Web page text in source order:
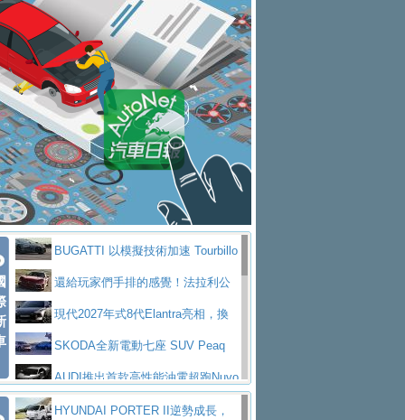
全輔助科技
ntis四品牌經銷權，全新多品牌旗艦展示中
心開幕啟用
屏東特搜大隊再添新利器 SITRAK
救助器材車買氣不衰、SUZUKI經銷商勇於開啟
全新大店，新北都鈴木占地500坪土城旗艦
展示中心開幕
2025第七屆ISUZU運轉職人挑戰賽
熱血登場 展現極致車技與專業職人精神
H2GP世界總決賽圓滿落幕 台灣團
隊表現精彩淨零減碳指標性應用 純電動水泥預
拌車 消防車除了滅火裝備還需要什麼？
一探SITRAK “準” 消防車的究竟
大益金龍初試啼聲，汽柴油5噸貨車
不是對手正宗年鑑2025年全球自動車年鑑1月
下旬問世！2024第六屆ISUZU運轉職人挑戰賽
首度前進南台灣熱烈開戰
豪華電能休旅新星 Audi Q4 Sportba
ck 55 e-tron S lineScania Taiwan 逆風而行，加深力
道投資布局
起展開首批車交車
Volvo EX60 即將叩關，靜肅性、底
盤與數位介面搶先揭露
Audi Q9 將於 2026 年底上市 旗艦
大型 SUV 鎖定七人座豪華市場
BMW攜手漫威電影【蜘蛛人：重生
日】 Skoda 發表全新 Peaq 內裝：七人
座純電旗艦 SUV，行李廂最大可達 935 公
升
全新純電 Mercedes-Benz C 400 4
MATIC Electric 登場
奢華與科技大躍進，MAZDA全新3
代CX-5全方位進化提前亮相並展開預售94.9
萬起
馬自達公布 2027 年式 MX-5 更
新，新增 Yakudo 特別版
Skoda Peaq 發表全新電動動力系
統 最長續航逾 640 公里、支援雙向供電
BMW M2 首度導入 xDrive 四驅，
美國與瑞士需求成關鍵推手
The all-new T-Roc 魅力 自成焦點
Maserati GT2 Stradale「Tribute to
MC12」全球首度亮相
迎接 RANGE ROVER 品牌家族第
五位成員 全新 RANGE ROVER GT 預告登
造型華麗時尚、科技座艙再進化，P
BUGATTI 以模擬技術加速 Tourbillo
n 動態開發還給玩家們手排的感覺！法拉利公
布12Cilidri Manaule手排超跑產品細節
現代2027年式8代Elantra亮相，換
裝更銳利的造型、更先進的資訊娛樂系統及
更高效的動力
SKODA全新電動七座 SUV Peaq
問世，擁有品牌史上最寬敞且豪華的座艙
AUDI推出首款高性能油電超跑Nuvo
lari，0到100公里加速2.6秒、極速350公里
百年三叉戟傳奇再啟程 Maserati 重
HYUNDAI PORTER II逆勢成長，